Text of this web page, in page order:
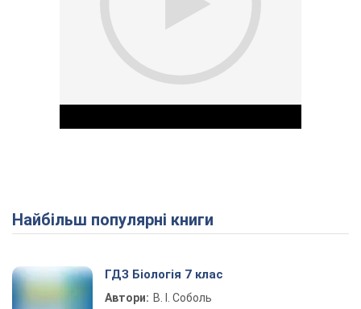
Play Video
Найбільш популярні книги
ГДЗ Біологія 7 клас
Автори: В. І. Соболь